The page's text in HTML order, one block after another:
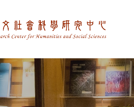
究院人文社